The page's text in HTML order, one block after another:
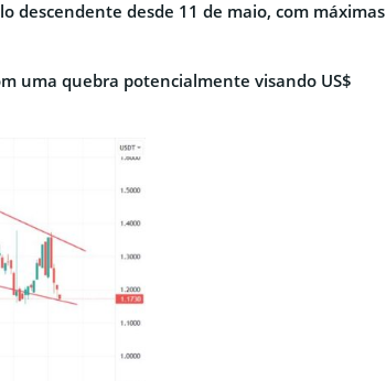
descendente desde 11 de maio, com máximas
uma quebra potencialmente visando US$